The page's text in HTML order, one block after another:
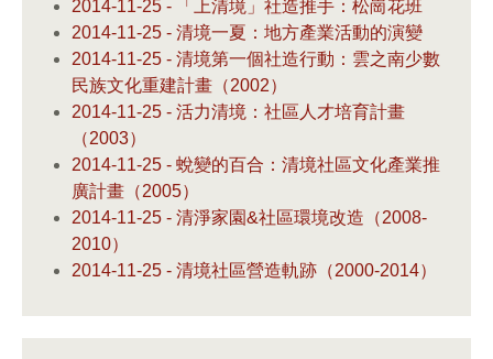
2014-11-25 - 「上清境」社造推手：松崗花班
2014-11-25 - 清境一夏：地方產業活動的演變
2014-11-25 - 清境第一個社造行動：雲之南少數
民族文化重建計畫（2002）
2014-11-25 - 活力清境：社區人才培育計畫
（2003）
2014-11-25 - 蛻變的百合：清境社區文化產業推
廣計畫（2005）
2014-11-25 - 清淨家園&社區環境改造（2008-
2010）
2014-11-25 - 清境社區營造軌跡（2000-2014）